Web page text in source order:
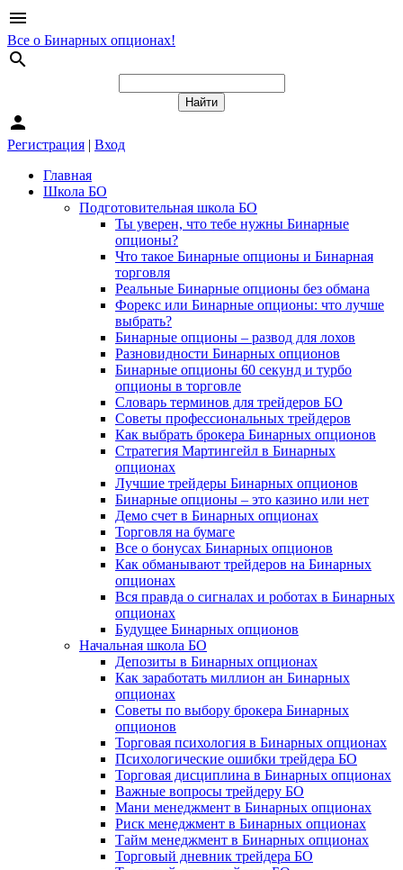
menu
Все о Бинарных опционах!
search
person
Регистрация | Вход
Главная
Школа БО
Подготовительная школа БО
Ты уверен, что тебе нужны Бинарные
опционы?
Что такое Бинарные опционы и Бинарная
торговля
Реальные Бинарные опционы без обмана
Форекс или Бинарные опционы: что лучше
выбрать?
Бинарные опционы – развод для лохов
Разновидности Бинарных опционов
Бинарные опционы 60 секунд и турбо
опционы в торговле
Словарь терминов для трейдеров БО
Советы профессиональных трейдеров
Как выбрать брокера Бинарных опционов
Стратегия Мартингейл в Бинарных
опционах
Лучшие трейдеры Бинарных опционов
Бинарные опционы – это казино или нет
Демо счет в Бинарных опционах
Торговля на бумаге
Все о бонусах Бинарных опционов
Как обманывают трейдеров на Бинарных
опционах
Вся правда о сигналах и роботах в Бинарных
опционах
Будущее Бинарных опционов
Начальная школа БО
Депозиты в Бинарных опционах
Как заработать миллион ан Бинарных
опционах
Советы по выбору брокера Бинарных
опционов
Торговая психология в Бинарных опционах
Психологические ошибки трейдера БО
Торговая дисциплина в Бинарных опционах
Важные вопросы трейдеру БО
Мани менеджмент в Бинарных опционах
Риск менеджмент в Бинарных опционах
Тайм менеджмент в Бинарных опционах
Торговый дневник трейдера БО